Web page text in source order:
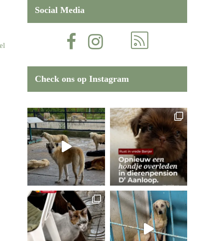
Social Media
Check ons op Instagram